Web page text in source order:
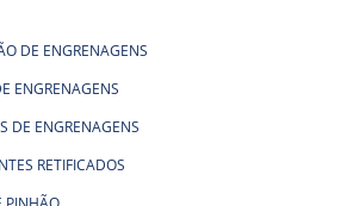
DE ENGRENAGENS
ENGRENAGENS
DE ENGRENAGENS
RETIFICADOS